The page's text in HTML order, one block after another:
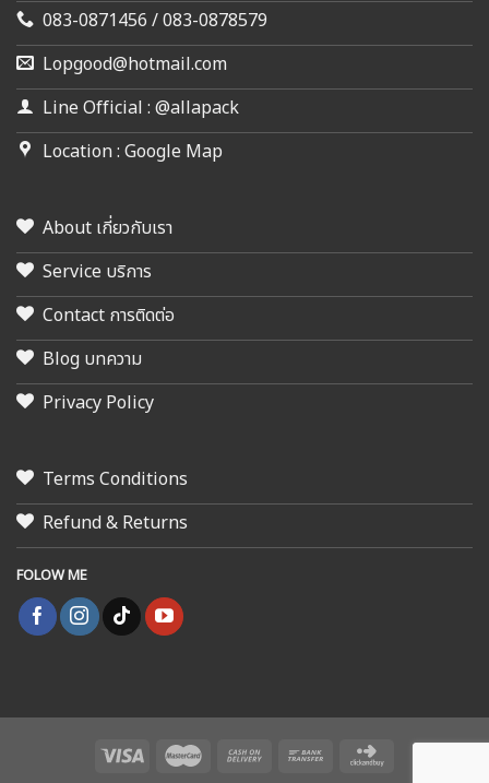
083-0871456 / 083-0878579
Lopgood@hotmail.com
Line Official : @allapack
Location : Google Map
About เกี่ยวกับเรา
Service บริการ
Contact การติดต่อ
Blog บทความ
Privacy Policy
Terms Conditions
Refund & Returns
FOLOW ME